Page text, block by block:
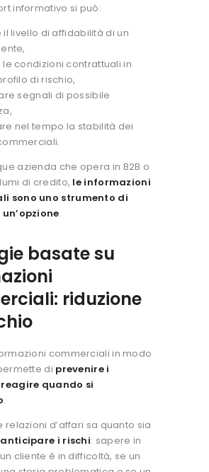
informativo si può:
il livello di affidabilità di un
condizioni contrattuali in
di rischio,
segnali di possibile
nel tempo la stabilità dei
azienda che opera in B2B o
di credito, le informazioni
sono uno strumento di
.
basate su
riduzione
commerciali in modo
di prevenire i
quando si
.
relazioni d’affari sa quanto sia
anticipare i rischi: sapere in
cliente è in difficoltà, se un